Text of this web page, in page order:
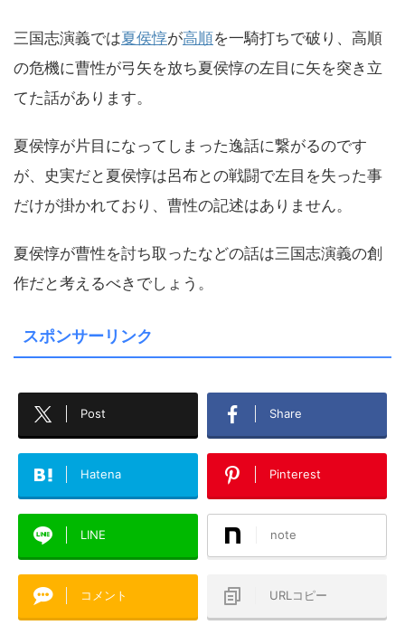
三国志演義では夏侯惇が高順を一騎打ちで破り、高順
の危機に曹性が弓矢を放ち夏侯惇の左目に矢を突き立
てた話があります。
夏侯惇が片目になってしまった逸話に繋がるのです
が、史実だと夏侯惇は呂布との戦闘で左目を失った事
だけが掛かれており、曹性の記述はありません。
夏侯惇が曹性を討ち取ったなどの話は三国志演義の創
作だと考えるべきでしょう。
スポンサーリンク
Post Share
Hatena Pinterest
LINE note
コメント URLコピー